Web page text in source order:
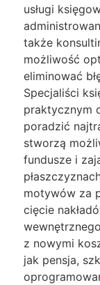
usługi
także
możliwość
eliminować
Specjaliści
praktycznym
poradzić
stworzą
fundusze i
motywów za
cięcie
z nowymi
jak pensja,